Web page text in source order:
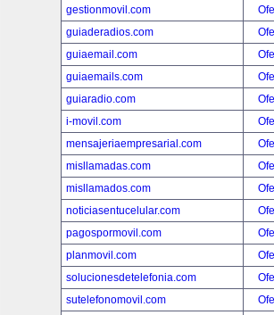
gestionmovil.com
guiaderadios.com
guiaemail.com
guiaemails.com
guiaradio.com
i-movil.com
mensajeriaempresarial.com
misllamadas.com
misllamados.com
noticiasentucelular.com
pagospormovil.com
planmovil.com
solucionesdetelefonia.com
sutelefonomovil.com